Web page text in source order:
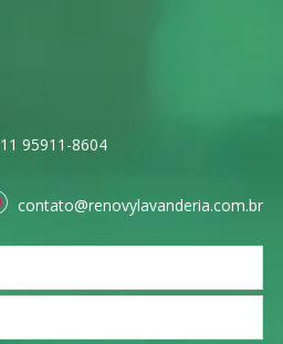
11 95911-8604
contato@renovylavanderia.com.br